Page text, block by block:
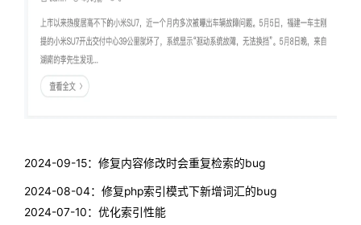
2024-09-15：修复内容修改时会重复检索的bug
2024-08-04：修复php索引模式下新增词汇的bug
2024-07-10：优化索引性能